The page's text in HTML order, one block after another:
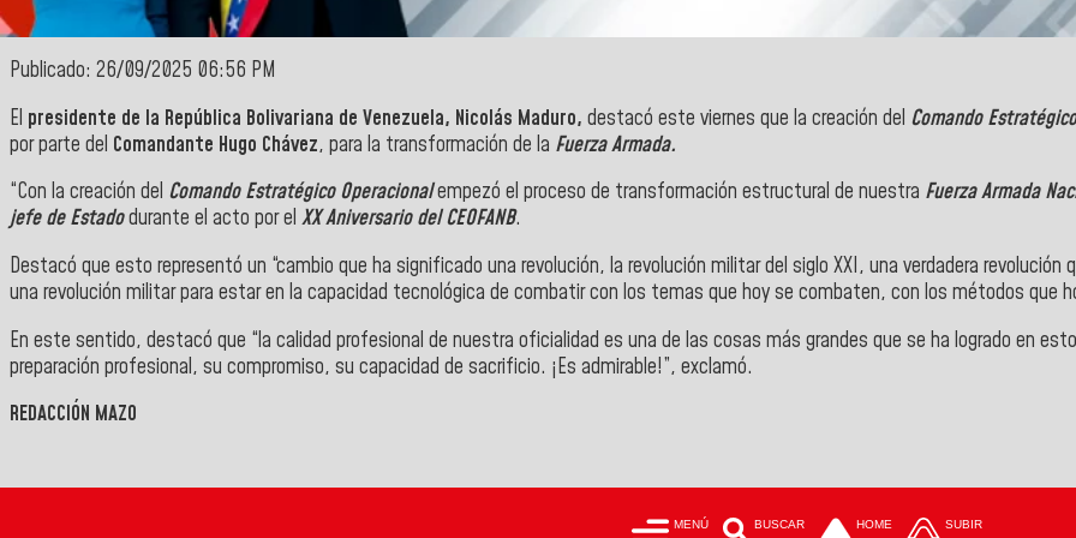
Publicado: 26/09/2025 06:56 PM
El presidente de la República Bolivariana de Venezuela, Nicolás Maduro, destacó este viernes que la creación del Comando
por parte del Comandante Hugo Chávez, para la transformación de la Fuerza Armada.
“Con la creación del Comando Estratégico Operacionalempezó el proceso de transformación estructural de nuestra Fuerza Armada
jefe de Estadodurante el acto por el XX Aniversario del CEOFANB.
Destacó que esto representó un “cambio que ha significado una revolución, la revolución militar del siglo XXI, una verdadera
una revolución militar para estar en la capacidad tecnológica de combatir con los temas que hoy se combaten, con los métodos que
En este sentido, destacó que “la calidad profesional de nuestra oficialidad es una de las cosas más grandes que se ha logrado en
preparación profesional, su compromiso, su capacidad de sacrificio. ¡Es admirable!”, exclamó.
REDACCIÓN MAZO
MENÚ BUSCAR HOME SUBIR